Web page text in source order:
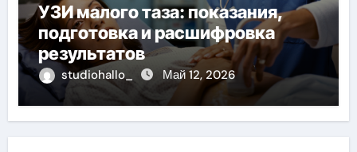
УЗИ малого таза: показания,
подготовка и расшифровка
результатов
studiohallo_ Май 12, 2026